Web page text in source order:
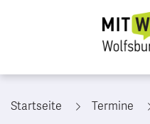
Startseite Termine